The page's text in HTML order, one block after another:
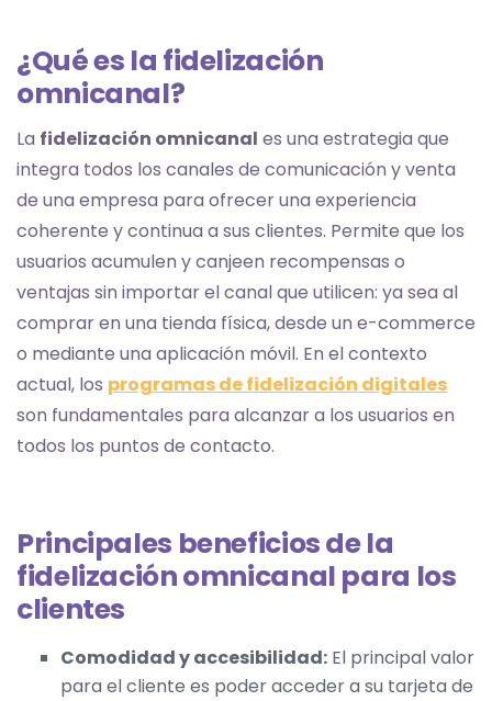
¿Qué es la fidelización
omnicanal?
La fidelización omnicanal es una estrategia que
integra todos los canales de comunicación y venta
de una empresa para ofrecer una experiencia
coherente y continua a sus clientes. Permite que los
usuarios acumulen y canjeen recompensas o
ventajas sin importar el canal que utilicen: ya sea al
comprar en una tienda física, desde un e-commerce
o mediante una aplicación móvil. En el contexto
actual, los programas de fidelización digitales
son fundamentales para alcanzar a los usuarios en
todos los puntos de contacto.
Principales beneficios de la
fidelización omnicanal para los
clientes
Comodidad y accesibilidad: El principal valor
para el cliente es poder acceder a su tarjeta de